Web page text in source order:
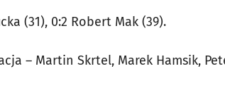
(31), 0:2 Robert Mak (39).
– Martin Skrtel, Marek Hamsik,